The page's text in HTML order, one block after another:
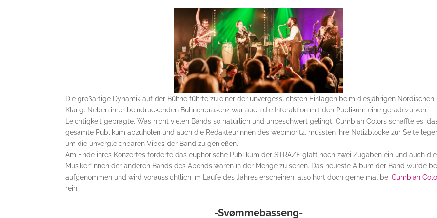
Die großartige Dynamik auf der Bühne führte zu einer der unvergesslichsten Einlagen beim diesjährigen Nordischen
Klang. Neben ihrer beindruckenden Bühnenpräsenz war auch die Interaktion mit den Publikum eine geradezu von
Leichtigkeit geprägte. Was nicht vielen Bands so natürlich und unbeschwert gelingt. Cumbian Colors schaffte es,
gesamte Publikum abzuholen und auch die Redakteurinnen des webmoritz. mussten ihre Notizblöcke zur Seite
um die unvergleichbaren Vibes der Band zu genießen.
Am Ende ihres Konzertes forderte das euphorische Publikum der STRAZE glatt noch zwei Zugaben ein und auch die
Musiker*innen der anderen Bands des Abends waren in der Menge zu sehen. Das neueste Album der Band wurde
aufgenommen und wird voraussichtlich im Laufe des Jahres erscheinen, also hört doch gerne mal beiCumbian
rein.
-Svømmebasseng-